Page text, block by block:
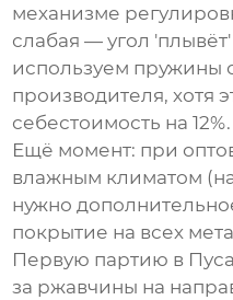
механизме
слабая — угол
используем пружины
производителя, хотя
себестоимость на 12%.
Ещё момент: при
влажным климатом
нужно
покрытие на всех
Первую партию в
за ржавчины на